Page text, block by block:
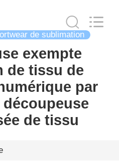
de sublimation
exempte
de tissu de
par
de tissu